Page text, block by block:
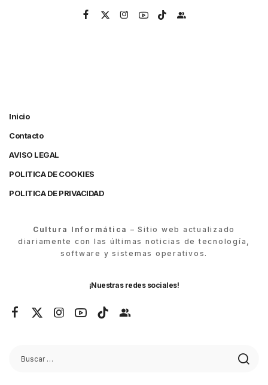
Inicio
Contacto
AVISO LEGAL
POLITICA DE COOKIES
POLITICA DE PRIVACIDAD
Cultura Informática – Sitio web actualizado
diariamente con las últimas noticias de tecnología,
software y sistemas operativos.
¡Nuestras redes sociales!